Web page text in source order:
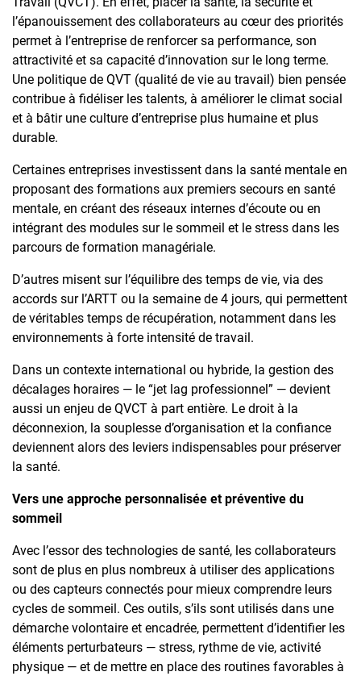
l’épanouissement des collaborateurs au cœur des priorités
permet à l’entreprise de renforcer sa performance, son
attractivité et sa capacité d’innovation sur le long terme.
Une politique de QVT (qualité de vie au travail) bien pensée
contribue à fidéliser les talents, à améliorer le climat social
et à bâtir une culture d’entreprise plus humaine et plus
durable.
Certaines entreprises investissent dans la santé mentale en
proposant des formations aux premiers secours en santé
mentale, en créant des réseaux internes d’écoute ou en
intégrant des modules sur le sommeil et le stress dans les
parcours de formation managériale.
D’autres misent sur l’équilibre des temps de vie, via des
accords sur l’ARTT ou la semaine de 4 jours, qui permettent
de véritables temps de récupération, notamment dans les
environnements à forte intensité de travail.
Dans un contexte international ou hybride, la gestion des
décalages horaires — le “jet lag professionnel” — devient
aussi un enjeu de QVCT à part entière. Le droit à la
déconnexion, la souplesse d’organisation et la confiance
deviennent alors des leviers indispensables pour préserver
la santé.
Vers une approche personnalisée et préventive du
sommeil
Avec l’essor des technologies de santé, les collaborateurs
sont de plus en plus nombreux à utiliser des applications
ou des capteurs connectés pour mieux comprendre leurs
cycles de sommeil. Ces outils, s’ils sont utilisés dans une
démarche volontaire et encadrée, permettent d’identifier les
éléments perturbateurs — stress, rythme de vie, activité
physique — et de mettre en place des routines favorables à